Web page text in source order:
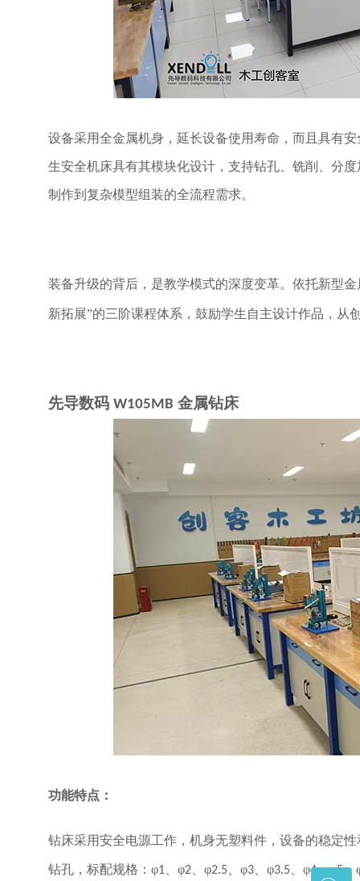
设备采用全金属机身，延长设备使用寿命，而且具有
生安全机床具有其模块化设计，支持钻孔、铣削、分
制作到复杂模型组装的全流程需求。
装备升级的背后，是教学模式的深度变革。依托新型
新拓展”的三阶课程体系 ，鼓励学生自主设计作品，从
先导数码 W105MB 金属钻床
功能特点：
钻床采用安全电源工作，机身无塑料件，设备的稳定
钻孔，标配规格： φ1 、φ2 、φ2.5 、φ3 、φ3.5 、φ4、φ5、